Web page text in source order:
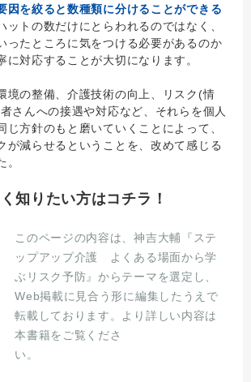
因を絞ると数種類に分けることができる
ットの数だけにとらわれるのではなく、
ったところに気をつける必要があるのか
に対応することが大切になります。
境の整備、介護技術の向上、リスク(情
さんへの接遇や対応など、それらを個人
じ方針のもと磨いていくことによって、
が減らせるということを、改めて感じる
。
知りたい方はコチラ！
このページの内容は、神吉大輔『ステ
ップアップ介護 よくある場面から学
ぶリスク予防』からテーマを選定し、
Web掲載に見合う形に編集したうえで
転載しております。より詳しい内容は
本書籍をご覧くださ
い。